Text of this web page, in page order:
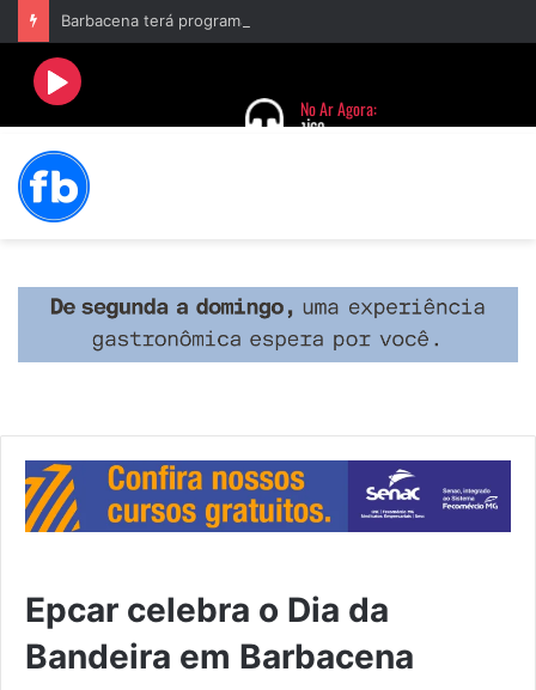
Epcar celebra o Dia da
Bandeira em Barbacena